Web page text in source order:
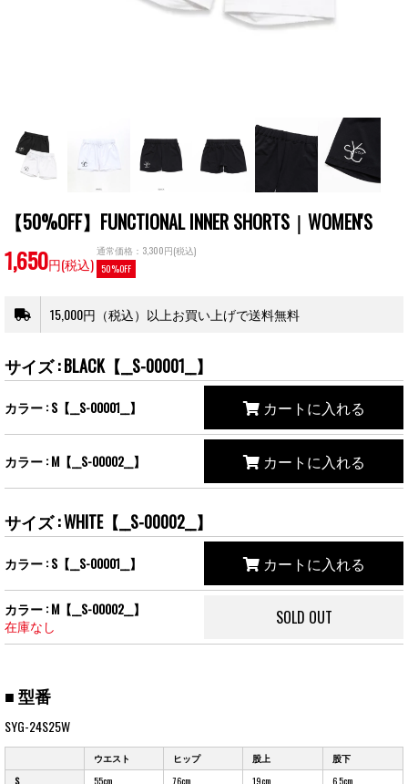
【50%OFF】FUNCTIONAL INNER SHORTS｜WOMEN'S
1,650円(税込)
通常価格：3,300円(税込)
50%OFF
15,000円（税込）以上お買い上げで送料無料
サイズ : BLACK【__S-00001__】
カラー : S【__S-00001__】 カートに入れる
カラー : M【__S-00002__】 カートに入れる
サイズ : WHITE【__S-00002__】
カラー : S【__S-00001__】 カートに入れる
カラー : M【__S-00002__】
在庫なし
SOLD OUT
■ 型番
SYG-24S25W
ウエスト ヒップ 股上
股下
S
55cm 76cm 19cm
6.5cm